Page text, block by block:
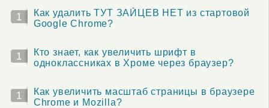
1
Как удалить ТУТ ЗАЙЦЕВ НЕТ из стартовой
Google Chrome?
1
Кто знает, как увеличить шрифт в
одноклассниках в Хроме через браузер?
1
Как увеличить масштаб страницы в браузере
Chrome и Mozilla?